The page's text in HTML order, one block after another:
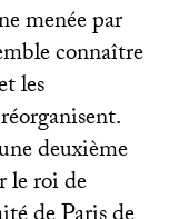
menée par
connaître
les
deuxième
le roi de